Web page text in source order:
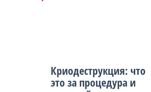
Криодеструкция: что
это за процедура и